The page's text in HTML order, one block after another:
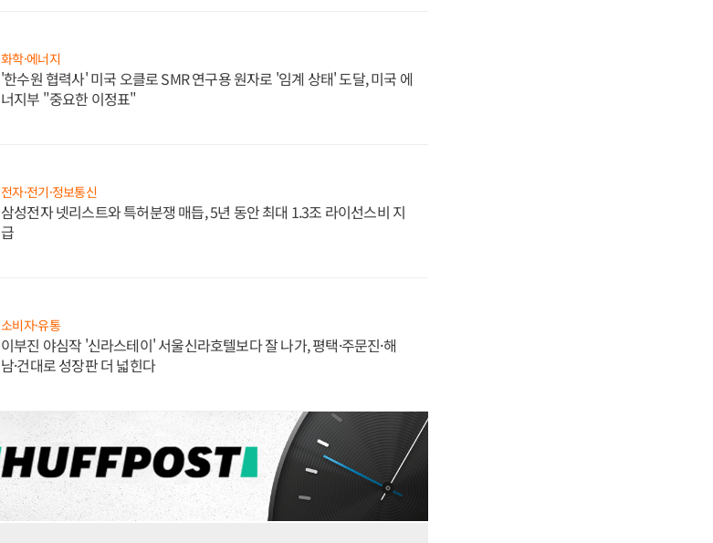
화학·에너지
'한수원 협력사' 미국 오클로 SMR 연구용 원자로 '임계 상태' 도달, 미국 에
너지부 "중요한 이정표"
전자·전기·정보통신
삼성전자 넷리스트와 특허분쟁 매듭, 5년 동안 최대 1.3조 라이선스비 지
급
소비자·유통
이부진 야심작 '신라스테이' 서울신라호텔보다 잘 나가, 평택·주문진·해
남·건대로 성장판 더 넓힌다